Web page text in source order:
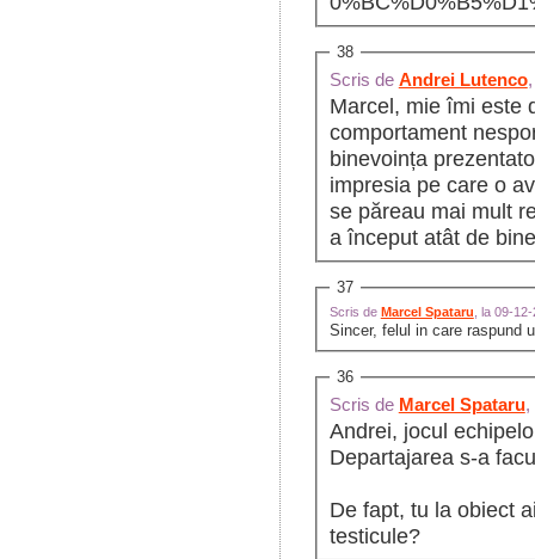
38
Scris de Andrei Lutenco
Marcel, mie îmi este
comportament
binevoința
impresia pe care o
se păreau mai mult
a început atât de
37
Scris de Marcel Spataru , la 09-
Sincer, felul in care raspund
36
Scris de Marcel Spataru,
Andrei, jocul
Departajarea s-a
De fapt, tu la obiect
testicule?